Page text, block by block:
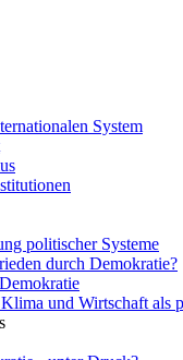
System
politischer Systeme
durch Demokratie?
und Wirtschaft als